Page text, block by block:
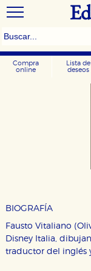
Compra
online
Lista de
deseos
BIOGRAFÍA
Fausto Vitaliano
Disney Italia,
traductor del inglés